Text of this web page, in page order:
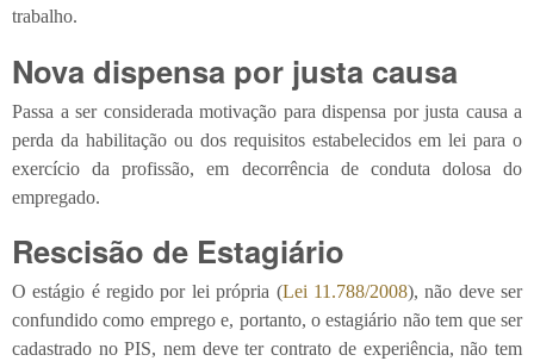
trabalho.
Nova dispensa por justa causa
Passa a ser considerada motivação para dispensa por justa causa a
perda da habilitação ou dos requisitos estabelecidos em lei para o
exercício da profissão, em decorrência de conduta dolosa do
empregado.
Rescisão de Estagiário
O estágio é regido por lei própria (Lei 11.788/2008), não deve ser
confundido como emprego e, portanto, o estagiário não tem que ser
cadastrado no PIS, nem deve ter contrato de experiência, não tem